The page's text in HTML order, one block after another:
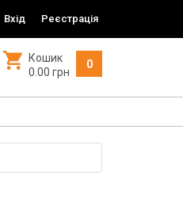
Вхід Реєстрація
0
Кошик
0.00 грн